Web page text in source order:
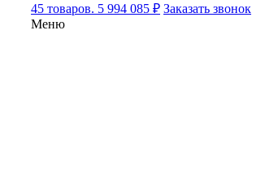
45 товаров. 5 994 085 ₽ Заказать звонок
Меню